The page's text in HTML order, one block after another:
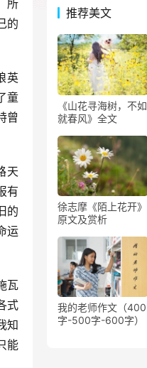
所
的
英
童
曾
天
有
的
运
瓦
式
知
能
推荐美文
《山花寻海树，不如
就春风》全文
徐志摩《陌上花开》
原文及赏析
我的老师作文（400
字-500字-600字）